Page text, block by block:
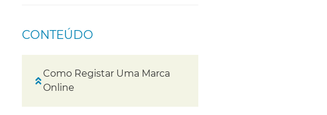
CONTEÚDO
Como Registar Uma Marca
Online